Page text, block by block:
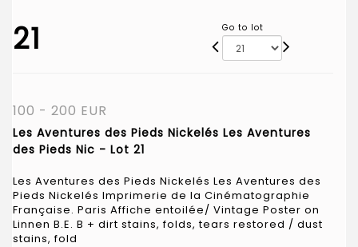
21 Go to lot
100 - 200 EUR
Les Aventures des Pieds Nickelés Les Aventures
des Pieds Nic - Lot 21
Les Aventures des Pieds Nickelés Les Aventures des
Pieds Nickelés Imprimerie de la Cinématographie
Française. Paris Affiche entoilée/ Vintage Poster on
Linnen B.E. B + dirt stains, folds, tears restored / dust
stains, fold